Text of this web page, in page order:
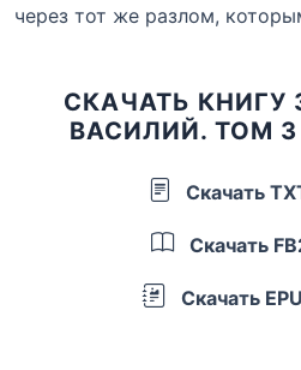
через тот же разлом,
СКАЧАТЬ КНИГУ
ВАСИЛИЙ. ТОМ
Скачать
Скачать
Скачать